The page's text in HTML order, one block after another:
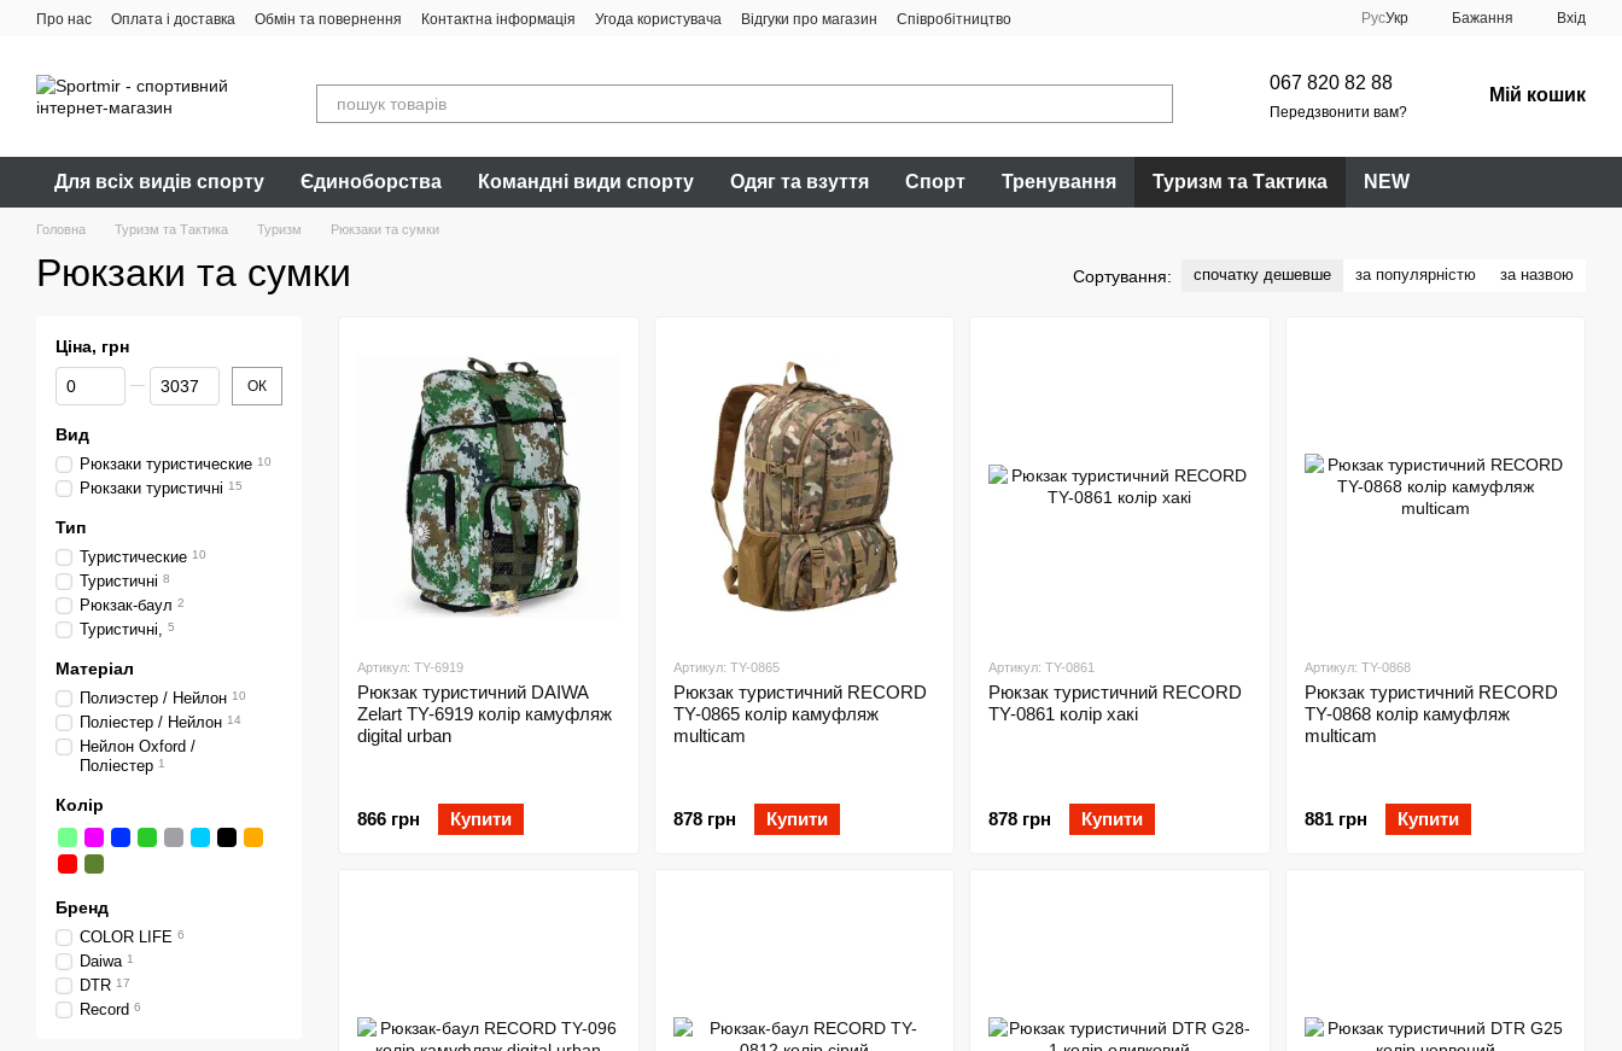
Перейти до основного контенту
Про нас Оплата і доставка Обмін та повернення Контактна інформація Угода користувача Відгуки про магазин Співробітництво РусУкр Бажання Вхід
067 820 82 88
Передзвонити вам?
Мій кошик
Для всіх видів спорту Єдиноборства Командні види спорту Одяг та взуття Спорт Тренування Туризм та Тактика NEW
Головна Туризм та Тактика Туризм Рюкзаки та сумки
Рюкзаки та сумки Сортування: спочатку дешевше за популярністю за назвою
Артикул: TY-6919
Рюкзак туристичний DAIWA
Zelart TY-6919 колір камуфляж
digital urban
866 грн Купити
Артикул: TY-0865
Рюкзак туристичний RECORD
TY-0865 колір камуфляж
multicam
878 грн Купити
Артикул: TY-0861
Рюкзак туристичний RECORD
TY-0861 колір хакі
878 грн Купити
Артикул: TY-0868
Рюкзак туристичний RECORD
TY-0868 колір камуфляж
multicam
881 грн Купити
Ціна, грн
Від Ціна, грн
До Ціна, грн ОК
Вид
Рюкзаки туристические 10
Рюкзаки туристичні 15
Тип
Туристические 10
Туристичні 8
Рюкзак-баул 2
Туристичні, 5
Матеріал
Полиэстер / Нейлон 10
Поліестер / Нейлон 14
Нейлон Oxford /
Поліестер 1
Колір
Бренд
COLOR LIFE 6
Daiwa 1
DTR 17
Record 6